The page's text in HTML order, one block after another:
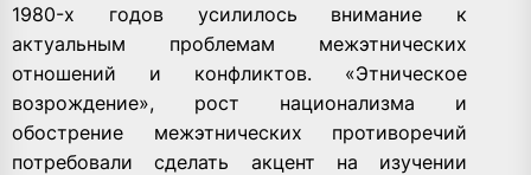
1980-х годов усилилось внимание к
актуальным проблемам межэтнических
отношений и конфликтов. «Этническое
возрождение», рост национализма и
обострение межэтнических противоречий
потребовали сделать акцент на изучении